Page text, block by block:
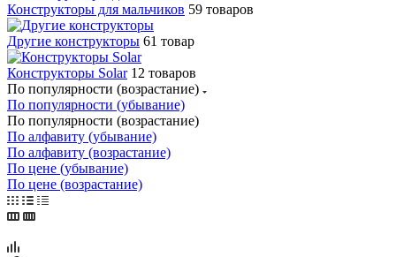
Конструкторы для мальчиков 59 товаров
Другие конструкторы 61 товар
Конструкторы Solar 12 товаров
По популярности (возрастание)
По популярности (убывание)
По популярности (возрастание)
По алфавиту (убывание)
По алфавиту (возрастание)
По цене (убывание)
По цене (возрастание)